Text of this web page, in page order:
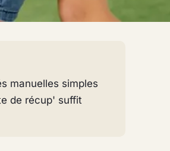
manuelles simples
de récup' suffit